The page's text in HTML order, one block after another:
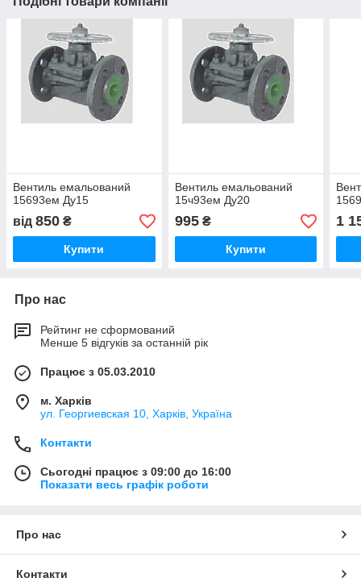
Вентиль емальований
15693ем Ду15
від 850 ₴
Купити
Вентиль емальований
15ч93ем Ду20
995₴
Купити
1
Про нас
Рейтинг не сформований
Менше 5 відгуків за останній рік
Працює з 05.03.2010
м. Харків
ул. Георгиевская 10, Харків, Україна
Контакти
Сьогодні працює з 09:00 до 16:00
Показати весь графік роботи
Про нас
Контакти